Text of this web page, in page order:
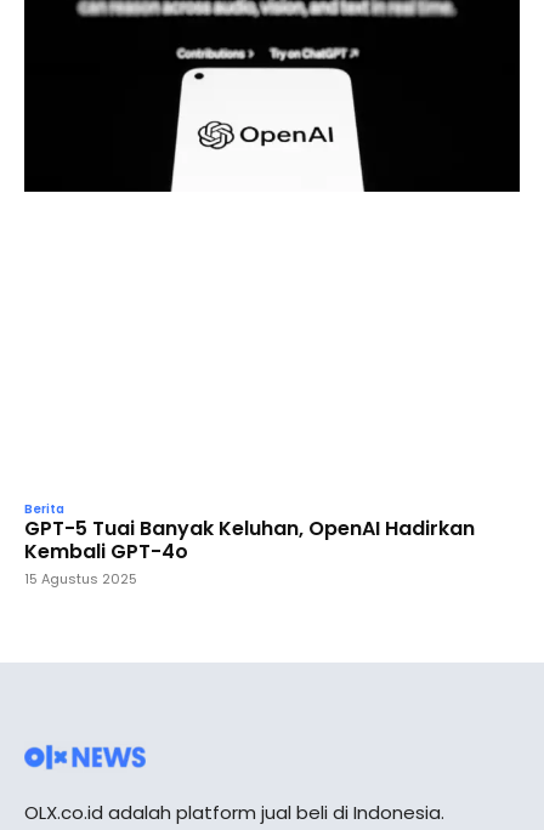
Berita
GPT-5 Tuai Banyak Keluhan, OpenAI Hadirkan
Kembali GPT-4o
15 Agustus 2025
OLX.co.id adalah platform jual beli di Indonesia.